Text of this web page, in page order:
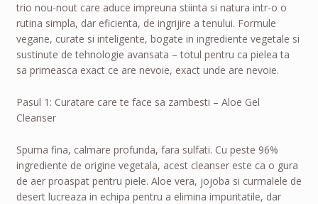
trio nou-nout care aduce impreuna stiinta si natura intr-o o
rutina simpla, dar eficienta, de ingrijire a tenului. Formule
vegane, curate si inteligente, bogate in ingrediente vegetale si
sustinute de tehnologie avansata – totul pentru ca pielea ta
sa primeasca exact ce are nevoie, exact unde are nevoie.
Pasul 1: Curatare care te face sa zambesti – Aloe Gel
Cleanser
Spuma fina, calmare profunda, fara sulfati. Cu peste 96%
ingrediente de origine vegetala, acest cleanser este ca o gura
de aer proaspat pentru piele. Aloe vera, jojoba si curmalele de
desert lucreaza in echipa pentru a elimina impuritatile, dar